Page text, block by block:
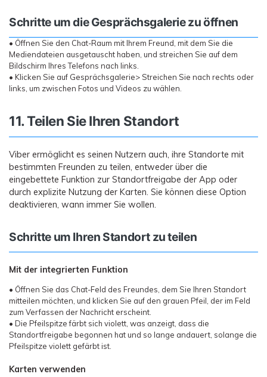
Schritte um die Gesprächsgalerie zu öffnen
• Öffnen Sie den Chat-Raum mit Ihrem Freund, mit dem Sie die
Mediendateien ausgetauscht haben, und streichen Sie auf dem
Bildschirm Ihres Telefons nach links.
• Klicken Sie auf Gesprächsgalerie> Streichen Sie nach rechts oder
links, um zwischen Fotos und Videos zu wählen.
11. Teilen Sie Ihren Standort
Viber ermöglicht es seinen Nutzern auch, ihre Standorte mit
bestimmten Freunden zu teilen, entweder über die
eingebettete Funktion zur Standortfreigabe der App oder
durch explizite Nutzung der Karten. Sie können diese Option
deaktivieren, wann immer Sie wollen.
Schritte um Ihren Standort zu teilen
Mit der integrierten Funktion
• Öffnen Sie das Chat-Feld des Freundes, dem Sie Ihren Standort
mitteilen möchten, und klicken Sie auf den grauen Pfeil, der im Feld
zum Verfassen der Nachricht erscheint.
• Die Pfeilspitze färbt sich violett, was anzeigt, dass die
Standortfreigabe begonnen hat und so lange andauert, solange die
Pfeilspitze violett gefärbt ist.
Karten verwenden